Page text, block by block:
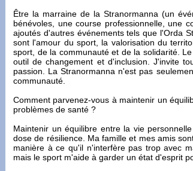
Être la marraine de la Stranormanna (un
bénévoles, une course professionnelle, une
ajoutés d'autres événements tels que l'Orda
sont l'amour du sport, la valorisation du
sport, de la communauté et de la solidarité.
outil de changement et d'inclusion. J'invite
passion. La Stranormanna n'est pas
communauté.
Comment parvenez-vous à maintenir un
problèmes de santé ?
Maintenir un équilibre entre la vie
dose de résilience. Ma famille et mes amis
manière à ce qu'il n'interfère pas trop avec
mais le sport m'aide à garder un état d'esprit